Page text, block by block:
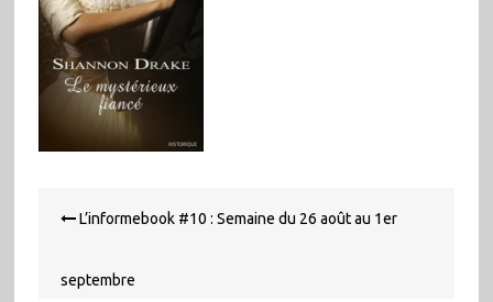
de L’informebook #10 : Semaine du 26 août au 1er
septembre